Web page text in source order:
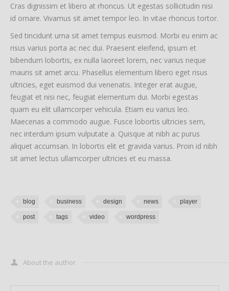
Cras dignissim et libero at rhoncus. Ut egestas sollicitudin nisi
id ornare. Vivamus sit amet tempor leo. In vitae rhoncus tortor.
Sed tincidunt urna sit amet tempus euismod. Morbi eu enim ac
risus varius porta ac nec dui. Praesent eleifend, ipsum et
bibendum lobortis, ex nulla laoreet lorem, nec varius neque
mauris sit amet arcu. Phasellus elementum libero eget risus
ultricies, eget euismod dui venenatis. Integer erat augue,
feugiat et nisi nec, feugiat elementum dui. Morbi egestas
quam eu elit ullamcorper vehicula. Etiam eu varius leo.
Maecenas a commodo augue. Fusce lobortis ultricies sem,
nec interdum ipsum vulputate a. Quisque at nibh ac purus
aliquet accumsan. In lobortis elit et gravida varius. Proin id nibh
sit amet lectus ullamcorper ultricies et eu massa.
blog business design news player
post tags video wordpress
About the author